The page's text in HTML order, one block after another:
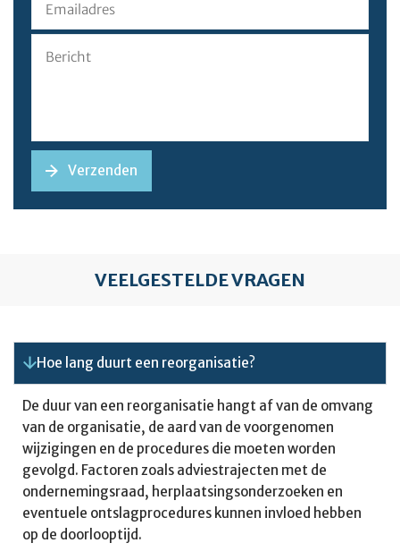
VEELGESTELDE VRAGEN
Hoe lang duurt een reorganisatie?
De duur van een reorganisatie hangt af van de omvang
van de organisatie, de aard van de voorgenomen
wijzigingen en de procedures die moeten worden
gevolgd. Factoren zoals adviestrajecten met de
ondernemingsraad, herplaatsingsonderzoeken en
eventuele ontslagprocedures kunnen invloed hebben
op de doorlooptijd.